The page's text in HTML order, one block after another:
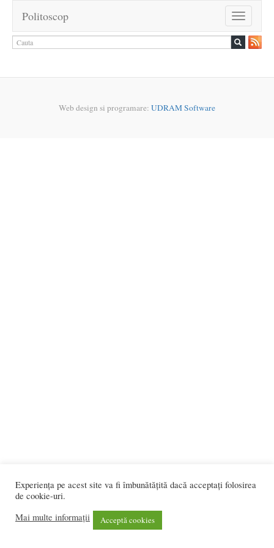
Toggle
navigation
Politoscop
Web design si programare: UDRAM Software
Experiența pe acest site va fi îmbunătățită dacă acceptați folosirea
de cookie-uri.
Mai multe informații
Acceptă cookies